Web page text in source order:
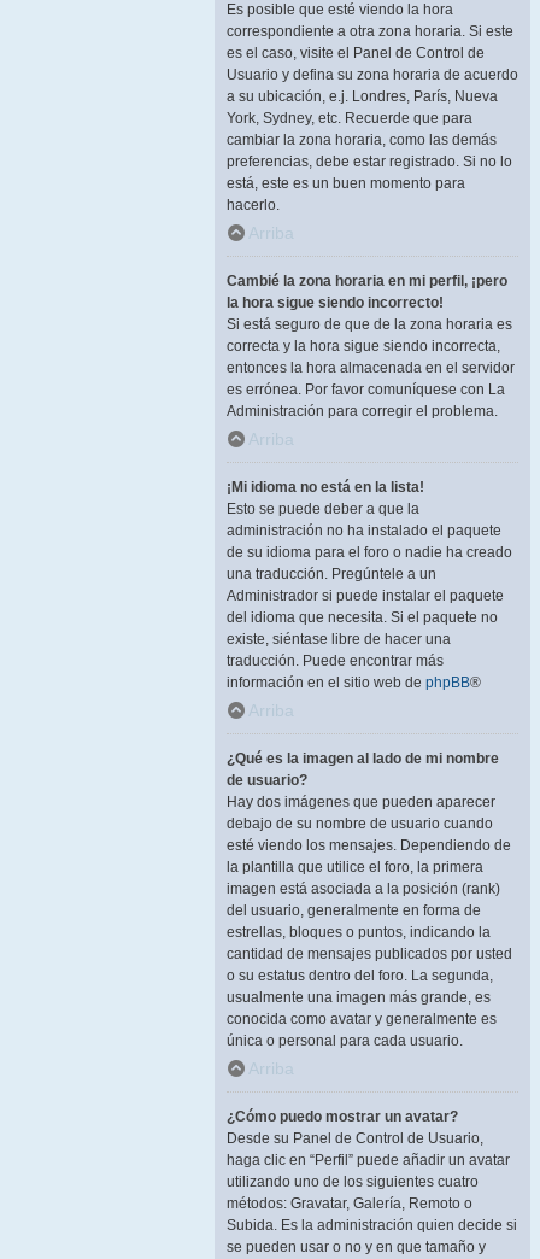
Es posible que esté viendo la hora
correspondiente a otra zona horaria. Si este
es el caso, visite el Panel de Control de
Usuario y defina su zona horaria de acuerdo
a su ubicación, e.j. Londres, París, Nueva
York, Sydney, etc. Recuerde que para
cambiar la zona horaria, como las demás
preferencias, debe estar registrado. Si no lo
está, este es un buen momento para
hacerlo.
Arriba
Cambié la zona horaria en mi perfil, ¡pero
la hora sigue siendo incorrecto!
Si está seguro de que de la zona horaria es
correcta y la hora sigue siendo incorrecta,
entonces la hora almacenada en el servidor
es errónea. Por favor comuníquese con La
Administración para corregir el problema.
Arriba
¡Mi idioma no está en la lista!
Esto se puede deber a que la
administración no ha instalado el paquete
de su idioma para el foro o nadie ha creado
una traducción. Pregúntele a un
Administrador si puede instalar el paquete
del idioma que necesita. Si el paquete no
existe, siéntase libre de hacer una
traducción. Puede encontrar más
información en el sitio web de phpBB®
Arriba
¿Qué es la imagen al lado de mi nombre
de usuario?
Hay dos imágenes que pueden aparecer
debajo de su nombre de usuario cuando
esté viendo los mensajes. Dependiendo de
la plantilla que utilice el foro, la primera
imagen está asociada a la posición (rank)
del usuario, generalmente en forma de
estrellas, bloques o puntos, indicando la
cantidad de mensajes publicados por usted
o su estatus dentro del foro. La segunda,
usualmente una imagen más grande, es
conocida como avatar y generalmente es
única o personal para cada usuario.
Arriba
¿Cómo puedo mostrar un avatar?
Desde su Panel de Control de Usuario,
haga clic en “Perfil” puede añadir un avatar
utilizando uno de los siguientes cuatro
métodos: Gravatar, Galería, Remoto o
Subida. Es la administración quien decide si
se pueden usar o no y en que tamaño y